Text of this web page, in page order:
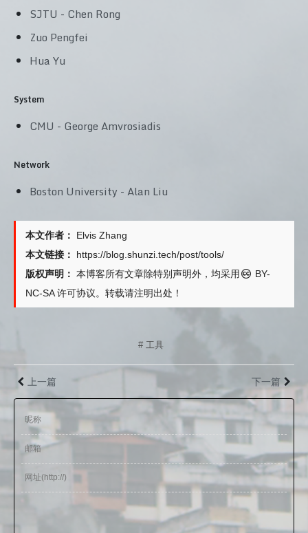
SJTU - Chen Rong
Zuo Pengfei
Hua Yu
System
CMU - George Amvrosiadis
Network
Boston University - Alan Liu
本文作者：
Elvis Zhang
本文链接：
https://blog.shunzi.tech/post/tools/
版权声明： 本博客所有文章除特别声明外，均采用
BY-
NC-SA许可协议。转载请注明出处！
# 工具
上一篇 下一篇